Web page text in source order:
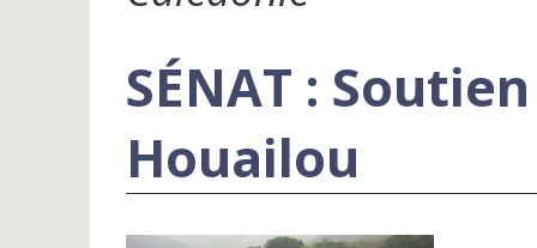
SÉNAT :
Houailou